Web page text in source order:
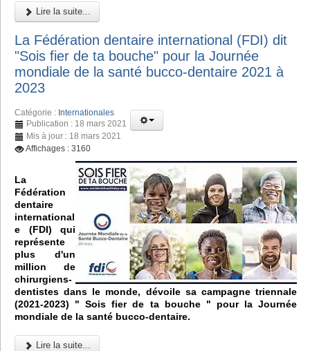
Lire la suite...
La Fédération dentaire international (FDI) dit
"Sois fier de ta bouche" pour la Journée
mondiale de la santé bucco-dentaire 2021 à
2023
Catégorie : Internationales
Publication : 18 mars 2021
Mis à jour : 18 mars 2021
Affichages : 3160
La
Fédération
dentaire
international
e (FDI) qui
représente
plus d'un
million de
chirurgiens-
dentistes dans le monde, dévoile sa campagne triennale
(2021-2023) " Sois fier de ta bouche " pour la Journée
mondiale de la santé bucco-dentaire.
Lire la suite...